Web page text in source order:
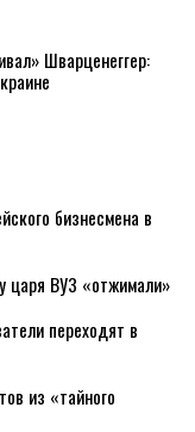
Шварценеггер:
бизнесмена в
царя ВУЗ «отжимали»
переходят в
из «тайного